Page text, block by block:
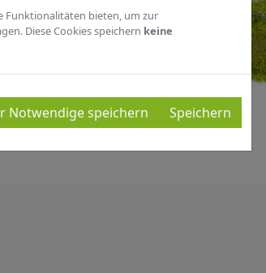
Funktionalitäten bieten, um zur
Diese Cookies speichern keine
Notwendige speichern Speichern